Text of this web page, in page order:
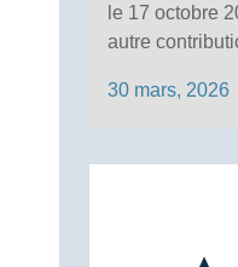
le 17 octobre
autre
30 mars, 2026